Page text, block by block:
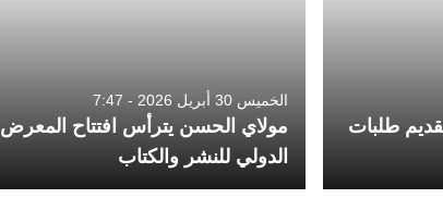
طلبات
الخميس 30 أبريل 2026 - 7:47
مولاي الحسن يترأس افتتاح المعرض
الدولي للنشر والكتاب